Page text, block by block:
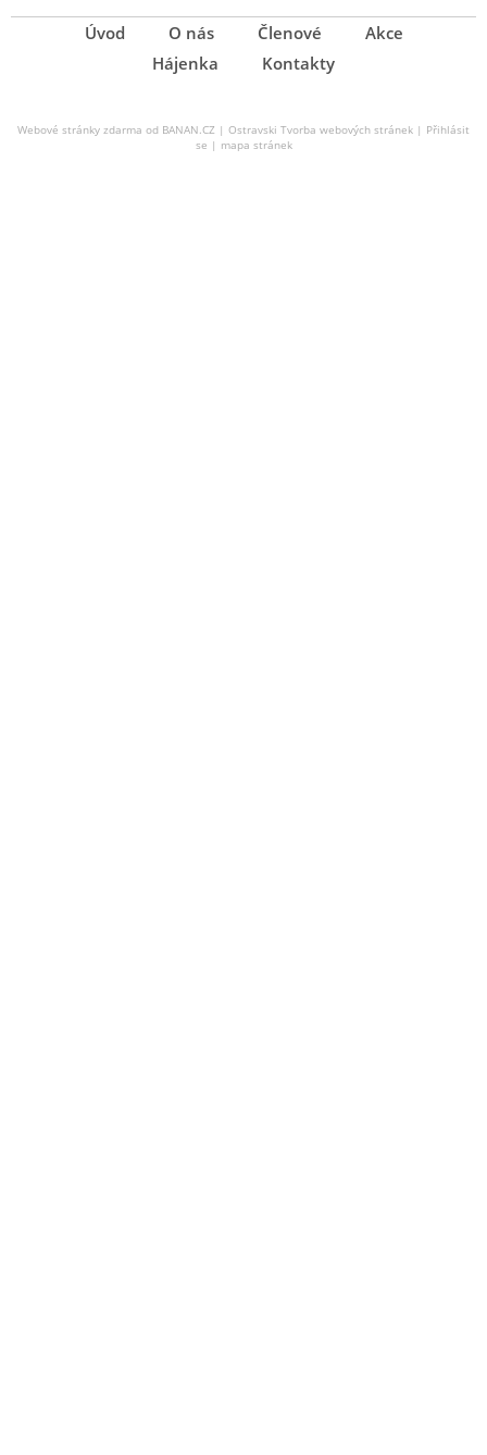
Úvod O nás Členové
Akce
Hájenka
Kontakty
Webové stránky zdarma od BANAN.CZ | Ostravski Tvorba webových stránek | Přihlásit
se | mapa stránek